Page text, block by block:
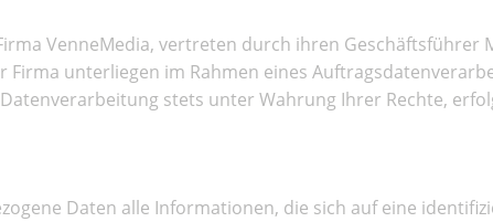
VenneMedia, vertreten durch ihren Geschäftsführer
Firma unterliegen im Rahmen eines
stets unter Wahrung Ihrer Rechte,
Daten alle Informationen, die sich auf eine